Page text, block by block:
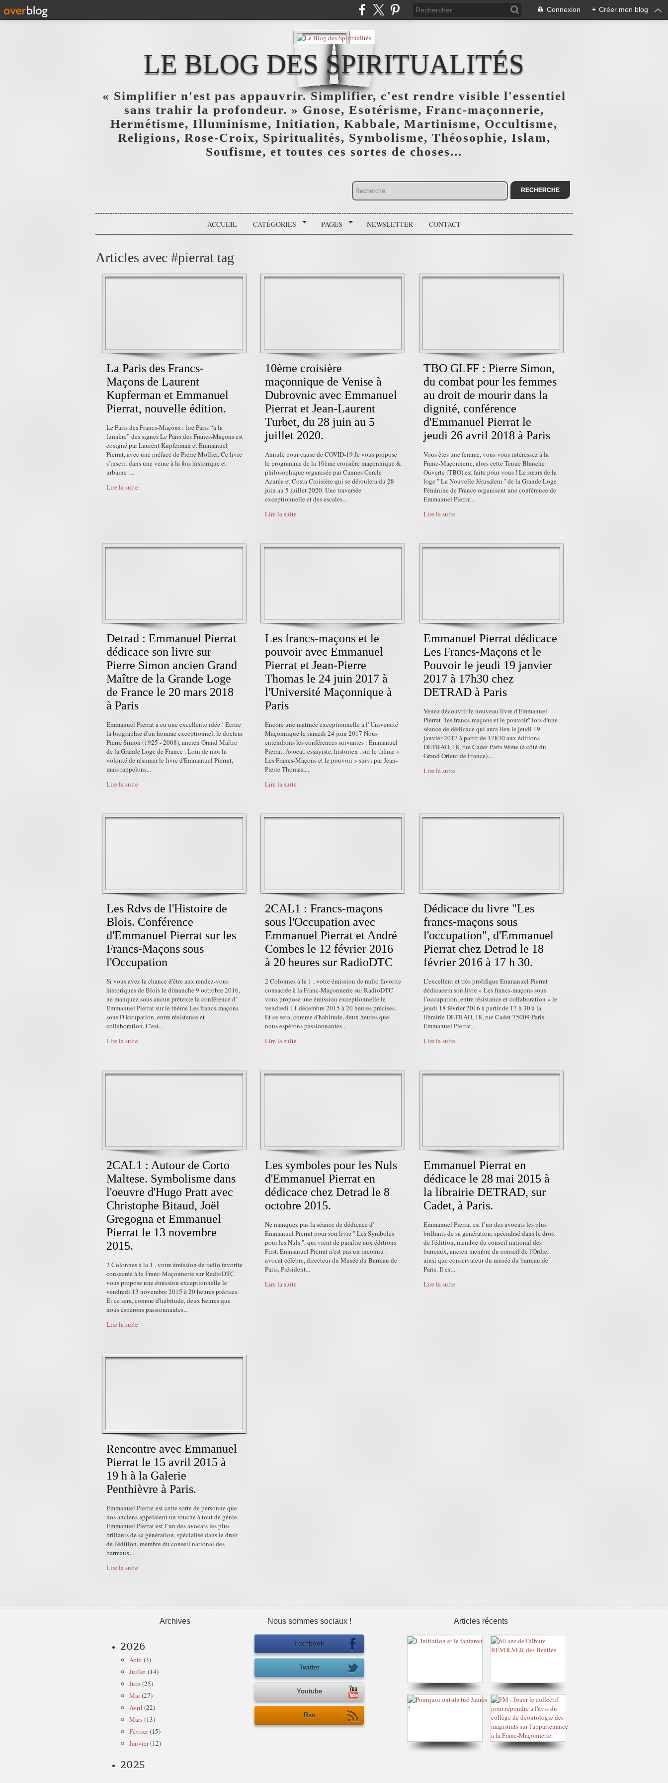
Connexion + Créer mon blog
LE BLOG DES SPIRITUALITÉS
« Simplifier n'est pas appauvrir. Simplifier, c'est rendre visible l'essentiel
sans trahir la profondeur. » Gnose, Esotérisme, Franc-maçonnerie,
Hermétisme, Illuminisme, Initiation, Kabbale, Martinisme, Occultisme,
Religions, Rose-Croix, Spiritualités, Symbolisme, Théosophie, Islam,
Soufisme, et toutes ces sortes de choses...
ACCUEIL CATÉGORIES PAGES NEWSLETTER CONTACT
Articles avec #pierrat tag
La Paris des Francs-
Maçons de Laurent
Kupferman et Emmanuel
Pierrat, nouvelle édition.
Le Paris des Francs-Maçons : lire Paris “à la
lumière” des signes Le Paris des Francs-Maçons est
cosigné par Laurent Kupferman et Emmanuel
Pierrat, avec une préface de Pierre Mollier. Ce livre
s’inscrit dans une veine à la fois historique et
urbaine :...
Lire la suite
10ème croisière
maçonnique de Venise à
Dubrovnic avec Emmanuel
Pierrat et Jean-Laurent
Turbet, du 28 juin au 5
juillet 2020.
Annulé pour cause de COVID-19 Je vous propose
le programme de la 10ème croisière maçonnique &
philosophique organisée par Cannes Cercle
Azuréa et Costa Croisière qui se déroulera du 28
juin au 5 juillet 2020. Une traversée
exceptionnelle et des escales...
Lire la suite
TBO GLFF : Pierre Simon,
du combat pour les femmes
au droit de mourir dans la
dignité, conférence
d'Emmanuel Pierrat le
jeudi 26 avril 2018 à Paris
Vous êtes une femme, vous vous intéressez à la
Franc-Maçonnerie, alors cette Tenue Blanche
Ouverte (TBO) est faite pour vous ! Le sœurs de la
loge " La Nouvelle Jérusalem " de la Grande Loge
Féminine de France organisent une conférence de
Emmanuel Pierrat...
Lire la suite
Detrad : Emmanuel Pierrat
dédicace son livre sur
Pierre Simon ancien Grand
Maître de la Grande Loge
de France le 20 mars 2018
à Paris
Emmanuel Pierrat a eu une excellente idée ! Ecrire
la biographie d'un homme exceptionnel, le docteur
Pierre Simon (1925 - 2008), ancien Grand Maître
de la Grande Loge de France . Loin de moi la
volonté de résumer le livre d'Emmanuel Pierrat,
mais rappelons...
Lire la suite
Les francs-maçons et le
pouvoir avec Emmanuel
Pierrat et Jean-Pierre
Thomas le 24 juin 2017 à
l'Université Maçonnique à
Paris
Encore une matinée exceptionnelle à l' Université
Maçonnique le samedi 24 juin 2017 Nous
entendrons les conférences suivantes : Emmanuel
Pierrat, Avocat, essayiste, historien , sur le thème «
Les Francs-Maçons et le pouvoir » suivi par Jean-
Pierre Thomas,...
Lire la suite
Emmanuel Pierrat dédicace
Les Francs-Maçons et le
Pouvoir le jeudi 19 janvier
2017 à 17h30 chez
DETRAD à Paris
Venez découvrir le nouveau livre d'Emmanuel
Pierrat "les francs-maçons et le pouvoir" lors d'une
séance de dédicace qui aura lieu le jeudi 19
janvier 2017 à partir de 17h30 aux éditions
DETRAD, 18, rue Cadet Paris 9ème (à côté du
Grand Orient de France)....
Lire la suite
Les Rdvs de l'Histoire de
Blois. Conférence
d'Emmanuel Pierrat sur les
Francs-Maçons sous
l'Occupation
Si vous avez la chance d'être aux rendez-vous
historiques de Blois le dimanche 9 octrobre 2016,
ne manquez sous aucun prétexte la conférence d'
Emmanuel Pierrat sur le thème Les francs-maçons
sous l'Occupation, entre résistance et
collaboration. C'est...
Lire la suite
2CAL1 : Francs-maçons
sous l'Occupation avec
Emmanuel Pierrat et André
Combes le 12 février 2016
à 20 heures sur RadioDTC
2 Colonnes à la 1 , votre émission de radio favorite
consacrée à la Franc-Maçonnerie sur RadioDTC
vous propose une émission exceptionnelle le
vendredi 11 décembre 2015 à 20 heures précises.
Et ce sera, comme d'habitude, deux heures que
nous espérons passionnantes...
Lire la suite
Dédicace du livre "Les
francs-maçons sous
l'occupation", d'Emmanuel
Pierrat chez Detrad le 18
février 2016 à 17 h 30.
L’excellent et très prolifique Emmanuel Pierrat
dédicacera son livre « Les francs-maçons sous
l’occupation, entre résistance et collaboration » le
jeudi 18 février 2016 à partir de 17 h 30 à la
librairie DETRAD, 18, rue Cadet 75009 Paris.
Emmanuel Pierrat...
Lire la suite
2CAL1 : Autour de Corto
Maltese. Symbolisme dans
l'oeuvre d'Hugo Pratt avec
Christophe Bitaud, Joël
Gregogna et Emmanuel
Pierrat le 13 novembre
2015.
2 Colonnes à la 1 , votre émission de radio favorite
consacrée à la Franc-Maçonnerie sur RadioDTC
vous propose une émission exceptionnelle le
vendredi 13 novembre 2015 à 20 heures précises.
Et ce sera, comme d'habitude, deux heures que
nous espérons passionnantes...
Lire la suite
Les symboles pour les Nuls
d'Emmanuel Pierrat en
dédicace chez Detrad le 8
octobre 2015.
Ne manquez pas la séance de dédicace d'
Emmanuel Pierrat pour son livre " Les Symboles
pour les Nuls ", qui vient de paraître aux éditions
First. Emmanuel Pierrat n'est pas un inconnu :
avocat célèbre, directeur du Musée du Barreau de
Paris, Président...
Lire la suite
Emmanuel Pierrat en
dédicace le 28 mai 2015 à
la librairie DETRAD, sur
Cadet, à Paris.
Emmanuel Pierrat est l’un des avocats les plus
brillants de sa génération, spécialisé dans le droit
de l'édition, membre du conseil national des
barreaux, ancien membre du conseil de l'Ordre,
ainsi que conservateur du musée du barreau de
Paris. Il est...
Lire la suite
Rencontre avec Emmanuel
Pierrat le 15 avril 2015 à
19 h à la Galerie
Penthièvre à Paris.
Emmanuel Pierrat est cette sorte de personne que
nos anciens appelaient un touche à tout de génie.
Emmanuel Pierrat est l’un des avocats les plus
brillants de sa génération, spécialisé dans le droit
de l'édition, membre du conseil national des
barreaux,...
Lire la suite
Archives
2026
Août(3)
Juillet(14)
Juin (25)
Mai (27)
Avril (22)
Mars(13)
Février(15)
Janvier(12)
2025
Nous sommes sociaux !
Facebook
Twitter
Youtube
Rss
Articles récents